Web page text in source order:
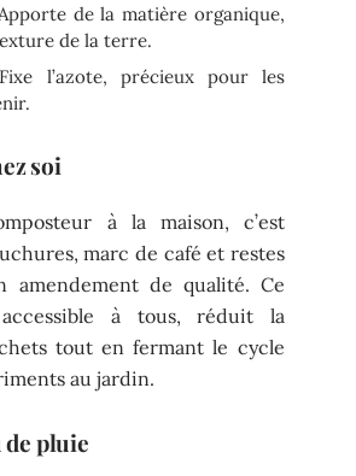
de la matière organique,
de la terre.
l’azote, précieux pour les
soi
à la maison, c’est
marc de café et restes
amendement de qualité. Ce
à tous, réduit la
tout en fermant le cycle
au jardin.
de pluie